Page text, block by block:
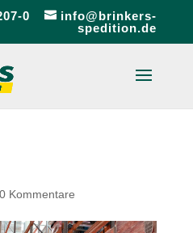
0
info@brinkers-
spedition.de
0 Kommentare